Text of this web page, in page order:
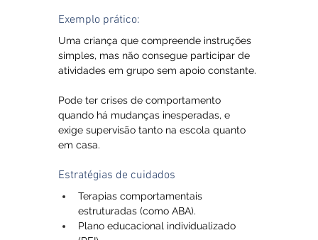
Exemplo prático:
Uma criança que compreende instruções
simples, mas não consegue participar de
atividades em grupo sem apoio constante.
Pode ter crises de comportamento
quando há mudanças inesperadas, e
exige supervisão tanto na escola quanto
em casa.
Estratégias de cuidados
Terapias comportamentais
estruturadas (como ABA).
Plano educacional individualizado